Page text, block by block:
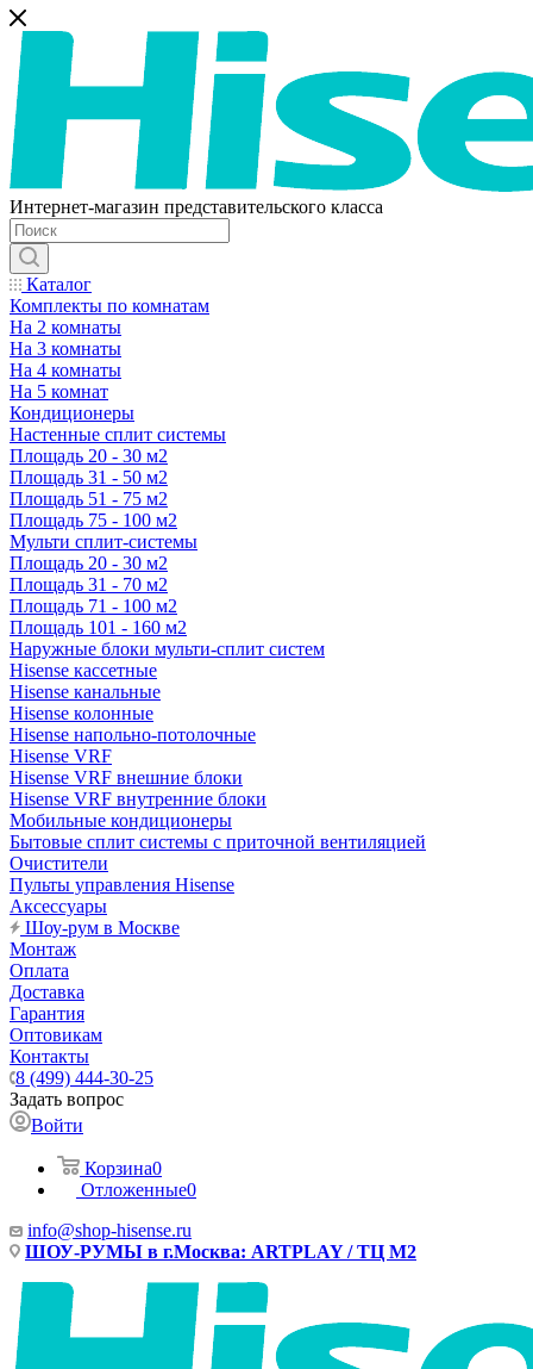
Интернет-магазин представительского класса
Каталог
Комплекты по комнатам
На 2 комнаты
На 3 комнаты
На 4 комнаты
На 5 комнат
Кондиционеры
Настенные сплит системы
Площадь 20 - 30 м2
Площадь 31 - 50 м2
Площадь 51 - 75 м2
Площадь 75 - 100 м2
Мульти сплит-системы
Площадь 20 - 30 м2
Площадь 31 - 70 м2
Площадь 71 - 100 м2
Площадь 101 - 160 м2
Наружные блоки мульти-сплит систем
Hisense кассетные
Hisense канальные
Hisense колонные
Hisense напольно-потолочные
Hisense VRF
Hisense VRF внешние блоки
Hisense VRF внутренние блоки
Мобильные кондиционеры
Бытовые сплит системы с приточной вентиляцией
Очистители
Пульты управления Hisense
Аксессуары
Шоу-рум в Москве
Монтаж
Оплата
Доставка
Гарантия
Оптовикам
Контакты
8 (499) 444-30-25
Задать вопрос
Войти
Корзина0
Отложенные0
info@shop-hisense.ru
ШОУ-РУМЫ в г.Москва: ARTPLAY / ТЦ М2